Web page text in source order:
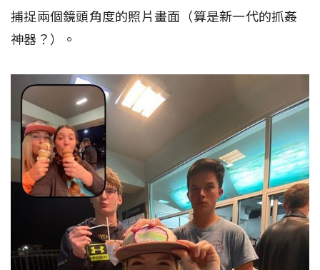
捕捉兩個鏡頭角度的照片畫面（算是新一代的抓姦
神器？）。